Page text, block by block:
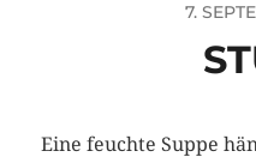
7.
Eine feuchte Suppe